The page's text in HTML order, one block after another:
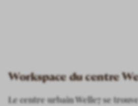
Workspace du centre
Le centre urbain Welle7 se